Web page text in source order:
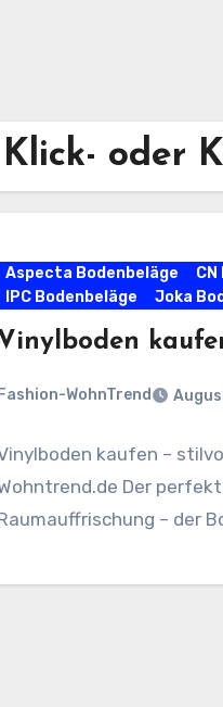
oder
Aspecta Bodenbeläge
IPC Bodenbeläge
Joka
Vinylboden
Fashion-WohnTrend
kaufen –
Der
– der